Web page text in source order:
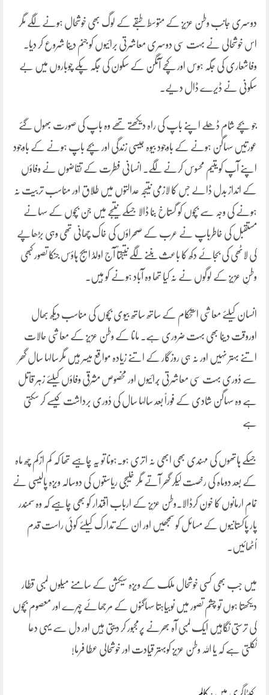
دوسری جانب وطن عزیز کے متوسط طبقے کے لوگ بھی خوشحال ہونے لگے مگر
اس خوشحالی نے بہت سی دوسری معاشرتی برائیوں کو جنم دینا شروع کر دیا۔
وفاشعاری کی جگہ ہوس اور کچے آنگن کے سکون کی جگہ پکے چوباروں میں بے
سکونی نے ڈیرے ڈال دیے۔
جو بچے شام ڈھلے اپنے باپ کی راہ دیکھتے تھے وہ باپ کی صورت بھول گئے
عورتیں سہاگن ہونے کے باوجود بیوہ جیسی زندگی اور بچے باپ ہونے کے باوجود
اپنے آپ کو یتیم محسوس کرنے لگے۔ انسانی فطرت کے تقاضوں نے وفاؤں
کے انداز بدل ڈالے جس کا لازمی نتیجہ عدالتوں میں طلاق اور مناسب تربیت نہ
ہونے کی وجہ سے بچوں کو گستاخ بنا ڈالا جسکے نتیجے میں جن بچوں کے سہانے
مستقبل کی خاطرباپ نے عرب کے صحراؤں کی خاک چھانی تھی وہی بڑھاپے
کی لاٹھی کی بجائے دکھ کا باعث بننے لگے نتیجتاً آج اولڈ ایج ہاؤس جنکا تصور کبھی
وطنِ عزیز کے لوگوں نے نہ کیا تھا وہ آباد ہونے کو ہیں۔
انسان کیلئے معاشی استحکام کے ساتھ ساتھ بیوی بچوں کی مناسب دیکھ بھال
اوروقت دینا بھی بہت ضروری ہے۔ مانا کے وطن عزیز کے معاشی حالات
اتنے بہتر نہیں اور نہ ہی روزگار کے اتنے زیادہ مواقع میسر ہیں مگرسالہا سال گھر
سے دُوری بہت سی معاشرتی بُرائیوں اور مخصوص مشرقی وفاؤں کیلئے زہر قاتل
ہے وہ سہاگن شادی کے فوراً بعد سالہا سال کی دُوری برداشت کیسے کر سکتی
ہے
جسکے ہاتھوں کی مہندی بھی ابھی نہ اتری ہو۔ہونا تو یہ چاہیے تھا کہ کم ازکم چھ ماہ
کے بعد دوماہ کی رخصت لیکر گھر آتے مگر خلیجی ریاستوں کی دوسالہ ویزہ پالیسی نے
تمام ارمانوں کا خون کرڈالا۔وطن عزیز کے ارباب اقتدار کو بھی چاہیے کہ وہ سمندر
پار پاکستانیوں کے مسائل کو سمجھیں اور ان کے تدارک کیلئے کوئی راست قدم
اُٹھائیں۔
میں جب بھی کسی خوشحال ملک کے ویزہ سیکشن کے سامنے میلوں لمبی قطار
دیکھتا ہوں تو چشم تصور میں نوبیاہتا سہاگنوں کے مرجھائے چہرے اور معصوم بچوں
کی ترستی نگاہیں ایک لمبی آہ بھرنے پرمجبور کر دیتی ہیں اور دل سے یہی دعا
نکلتی ہے کہ یا اللہ وطن عزیز کوبہتر قیادت اور خوشحالی عطا فرما!